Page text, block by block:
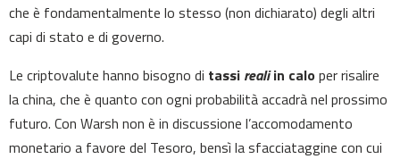
che è fondamentalmente lo stesso (non dichiarato) degli altri
capi di stato e di governo.
Le criptovalute hanno bisogno di tassi realiin caloper risalire
la china, che è quanto con ogni probabilità accadrà nel prossimo
futuro. Con Warsh non è in discussione l’accomodamento
monetario a favore del Tesoro, bensì la sfacciataggine con cui